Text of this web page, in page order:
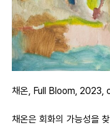
채온, Full Bloom, 2023,
채온은 회화의 가능성을